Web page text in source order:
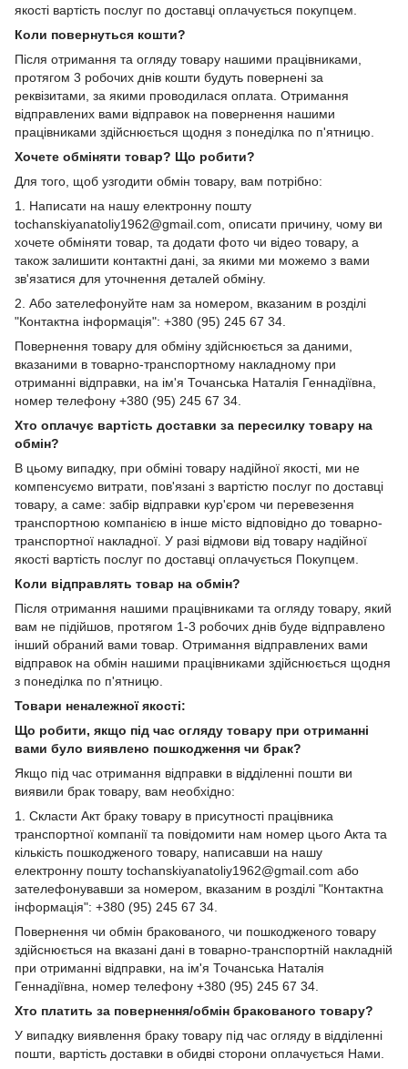
якості вартість послуг по доставці оплачується покупцем.
Коли повернуться кошти?
Після отримання та огляду товару нашими працівниками,
протягом 3 робочих днів кошти будуть повернені за
реквізитами, за якими проводилася оплата. Отримання
відправлених вами відправок на повернення нашими
працівниками здійснюється щодня з понеділка по п'ятницю.
Хочете обміняти товар? Що робити?
Для того, щоб узгодити обмін товару, вам потрібно:
1. Написати на нашу електронну пошту
tochanskiyanatoliy1962@gmail.com, описати причину, чому ви
хочете обміняти товар, та додати фото чи відео товару, а
також залишити контактні дані, за якими ми можемо з вами
зв'язатися для уточнення деталей обміну.
2. Або зателефонуйте нам за номером, вказаним в розділі
"Контактна інформація": +380 (95) 245 67 34.
Повернення товару для обміну здійснюється за даними,
вказаними в товарно-транспортному накладному при
отриманні відправки, на ім'я Точанська Наталія Геннадіївна,
номер телефону +380 (95) 245 67 34.
Хто оплачує вартість доставки за пересилку товару на
обмін?
В цьому випадку, при обміні товару надійної якості, ми не
компенсуємо витрати, пов'язані з вартістю послуг по доставці
товару, а саме: забір відправки кур'єром чи перевезення
транспортною компанією в інше місто відповідно до товарно-
транспортної накладної. У разі відмови від товару надійної
якості вартість послуг по доставці оплачується Покупцем.
Коли відправлять товар на обмін?
Після отримання нашими працівниками та огляду товару, який
вам не підійшов, протягом 1-3 робочих днів буде відправлено
інший обраний вами товар. Отримання відправлених вами
відправок на обмін нашими працівниками здійснюється щодня
з понеділка по п'ятницю.
Товари неналежної якості:
Що робити, якщо під час огляду товару при отриманні
вами було виявлено пошкодження чи брак?
Якщо під час отримання відправки в відділенні пошти ви
виявили брак товару, вам необхідно:
1. Скласти Акт браку товару в присутності працівника
транспортної компанії та повідомити нам номер цього Акта та
кількість пошкодженого товару, написавши на нашу
електронну пошту tochanskiyanatoliy1962@gmail.com або
зателефонувавши за номером, вказаним в розділі "Контактна
інформація": +380 (95) 245 67 34.
Повернення чи обмін бракованого, чи пошкодженого товару
здійснюється на вказані дані в товарно-транспортній накладній
при отриманні відправки, на ім'я Точанська Наталія
Геннадіївна, номер телефону +380 (95) 245 67 34.
Хто платить за повернення/обмін бракованого товару?
У випадку виявлення браку товару під час огляду в відділенні
пошти, вартість доставки в обидві сторони оплачується Нами.